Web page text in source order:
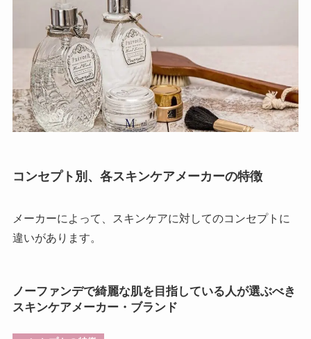
コンセプト別、各スキンケアメーカーの特徴
メーカーによって、スキンケアに対してのコンセプトに
違いがあります。
ノーファンデで綺麗な肌を目指している人が選ぶべき
スキンケアメーカー・ブランド